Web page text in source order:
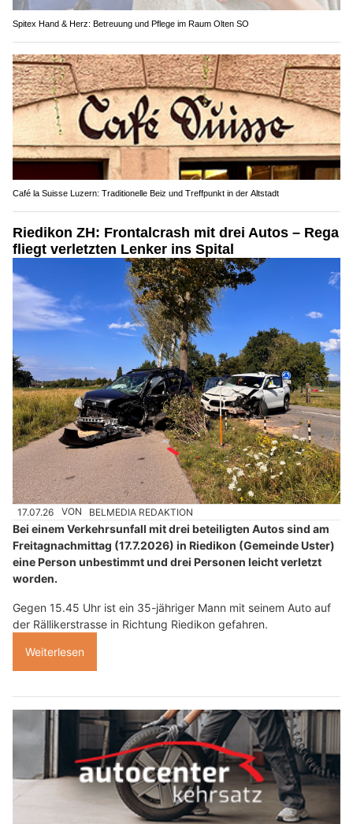
Spitex Hand & Herz: Betreuung und Pflege im Raum Olten SO
Café la Suisse Luzern: Traditionelle Beiz und Treffpunkt in der Altstadt
Riedikon ZH: Frontalcrash mit drei Autos – Rega
fliegt verletzten Lenker ins Spital
17.07.26 VON BELMEDIA REDAKTION
Bei einem Verkehrsunfall mit drei beteiligten Autos sind am
Freitagnachmittag (17.7.2026) in Riedikon (Gemeinde Uster)
eine Person unbestimmt und drei Personen leicht verletzt
worden.
Gegen 15.45 Uhr ist ein 35-jähriger Mann mit seinem Auto auf
der Rällikerstrasse in Richtung Riedikon gefahren.
Weiterlesen